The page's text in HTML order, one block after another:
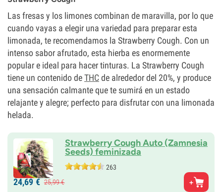
Las fresas y los limones combinan de maravilla, por lo que
cuando vayas a elegir una variedad para preparar esta
limonada, te recomendamos la Strawberry Cough. Con un
intenso sabor afrutado, esta hierba es enormemente
popular e ideal para hacer tinturas. La Strawberry Cough
tiene un contenido deTHCde alrededor del 20%, y produce
una sensación calmante que te sumirá en un estado
relajante y alegre; perfecto para disfrutar con una limonada
helada.
Strawberry Cough Auto (Zamnesia
Seeds) feminizada
263
Padres
Strawberry Fields x Haze x Ruderalis
24,69 € 25,99€